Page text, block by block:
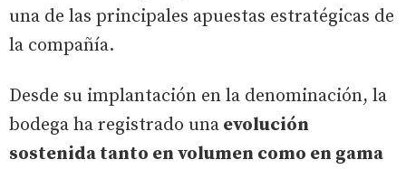
una de las principales apuestas estratégicas de
la compañía.
Desde su implantación en la denominación, la
bodega ha registrado una evolución
sostenida tanto en volumen como en gama